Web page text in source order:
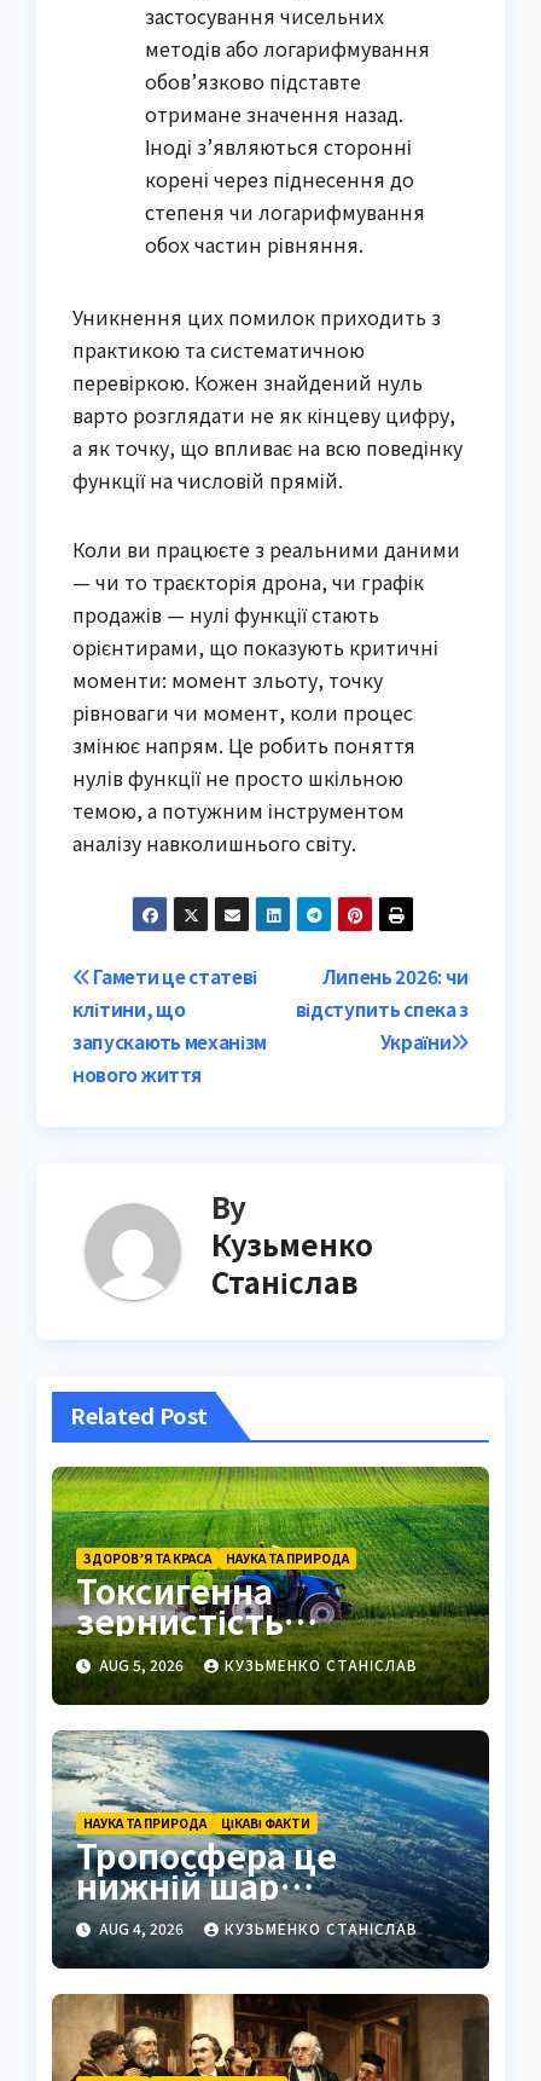
застосування чисельних
методів або логарифмування
обов’язково підставте
отримане значення назад.
Іноді з’являються сторонні
корені через піднесення до
степеня чи логарифмування
обох частин рівняння.
Уникнення цих помилок приходить з
практикою та систематичною
перевіркою. Кожен знайдений нуль
варто розглядати не як кінцеву цифру,
а як точку, що впливає на всю поведінку
функції на числовій прямій.
Коли ви працюєте з реальними даними
— чи то траєкторія дрона, чи графік
продажів — нулі функції стають
орієнтирами, що показують критичні
моменти: момент зльоту, точку
рівноваги чи момент, коли процес
змінює напрям. Це робить поняття
нулів функції не просто шкільною
темою, а потужним інструментом
аналізу навколишнього світу.
Post
navigation
Липень 2026: чи
відступить спека з
України
Гамети це статеві
клітини, що
запускають механізм
нового життя
By
Кузьменко
Станіслав
Related Post
ЗДОРОВ’Я ТА КРАСА НАУКА ТА ПРИРОДА
Токсигенна
зернистість
нейтрофілів це
важливий маркер
запалення
AUG 5, 2026 КУЗЬМЕНКО СТАНІСЛАВ
НАУКА ТА ПРИРОДА ЦІКАВІ ФАКТИ
Тропосфера це
нижній шар
атмосфери Землі
AUG 4, 2026 КУЗЬМЕНКО СТАНІСЛАВ